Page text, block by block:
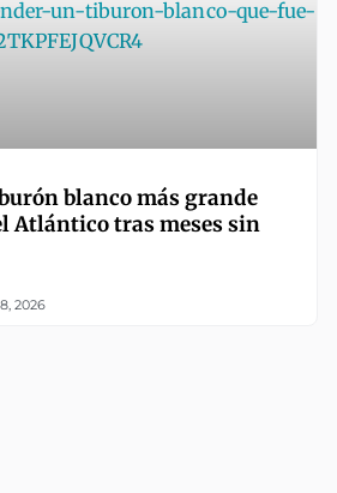
blanco más grande
Atlántico tras meses sin
2026